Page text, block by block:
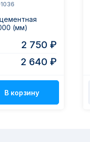
(мм)
2 750 ₽
2 640 ₽
В корзину